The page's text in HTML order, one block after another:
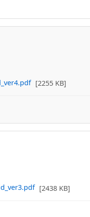
[2255 KB]
[2438 KB]